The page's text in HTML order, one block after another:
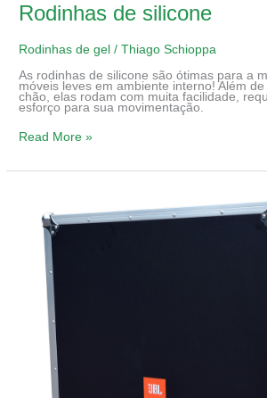
Rodinhas de silicone
Rodinhas de gel /Thiago Schioppa
As rodinhas de silicone são ótimas para a
móveis leves em ambiente interno! Além
chão, elas rodam com muita facilidade,
esforço para sua movimentação.
Read More »
Móveis